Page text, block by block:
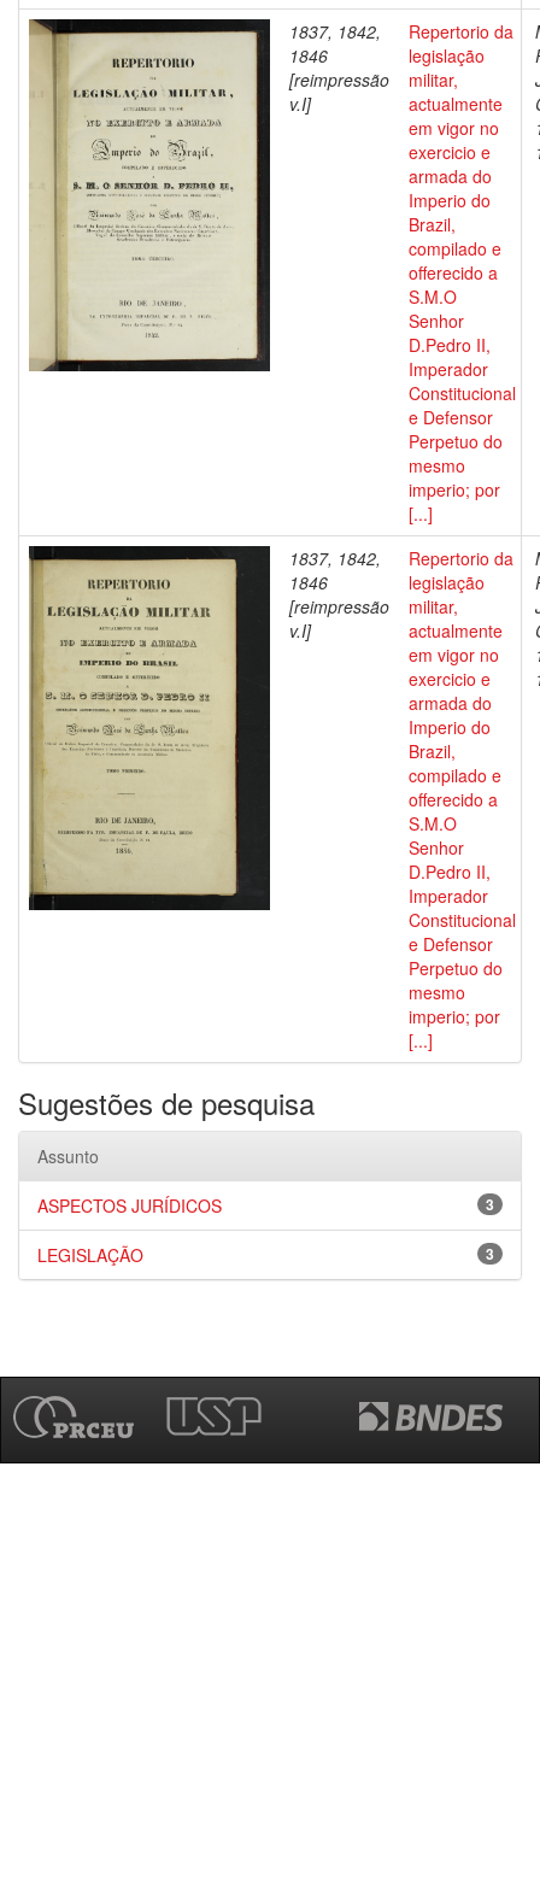
1837, 1842,
1846
[reimpressão
v.I]
Repertorio da
legislação
militar,
actualmente
em vigor no
exercicio e
armada do
Imperio do
Brazil,
compilado e
offerecido a
S.M.O
Senhor
D.Pedro II,
Imperador
Constitucional
e Defensor
Perpetuo do
mesmo
imperio; por
[...]
1837, 1842,
1846
[reimpressão
v.I]
Repertorio da
legislação
militar,
actualmente
em vigor no
exercicio e
armada do
Imperio do
Brazil,
compilado e
offerecido a
S.M.O
Senhor
D.Pedro II,
Imperador
Constitucional
e Defensor
Perpetuo do
mesmo
imperio; por
[...]
Sugestões de pesquisa
Assunto
3
ASPECTOS JURÍDICOS
3
LEGISLAÇÃO